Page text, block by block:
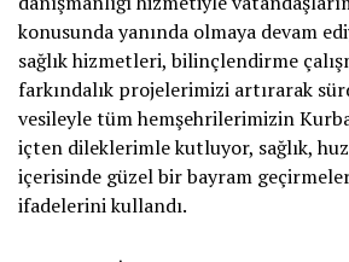
konusunda yanında olmaya devam
sağlık hizmetleri, bilinçlendirme
farkındalık projelerimizi artırarak
vesileyle tüm hemşehrilerimizin
içten dileklerimle kutluyor, sağlık,
içerisinde güzel bir bayram
ifadelerini kullandı.